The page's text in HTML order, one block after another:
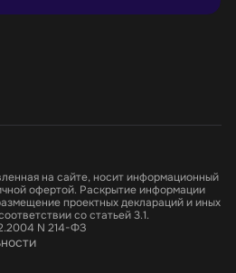
на сайте, носит информационный
офертой. Раскрытие информации
проектных деклараций и иных
со статьей 3.1.
N 214-ФЗ